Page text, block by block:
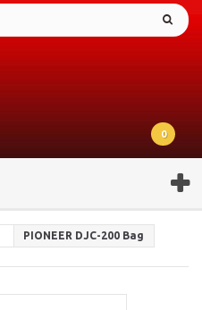
0
PIONEER DJC-200 Bag